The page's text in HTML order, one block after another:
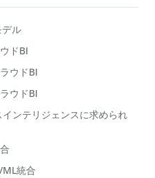
ル
ドBI
ウドBI
ウドBI
ンテリジェンスに求められ
統合